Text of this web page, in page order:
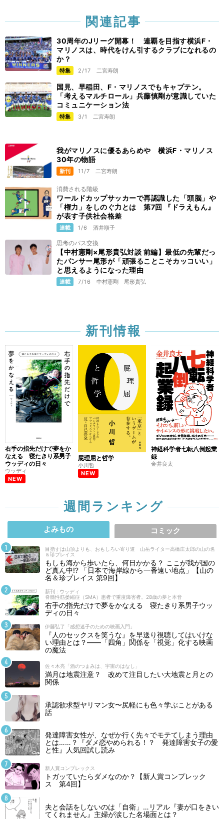
関連記事
30周年のJリーグ開幕！ 連覇を目指す横浜F・
マリノスは、時代をけん引するクラブになれるの
か？
特集 2/17 二宮寿朗
国見、早稲田、F・マリノスでもキャプテン。
「考えるマルチロール」兵藤慎剛が意識していた
コミュニケーション法
特集 3/1 二宮寿朗
我がマリノスに優るあらめや 横浜F・マリノス
30年の物語
新刊 11/7 二宮寿朗
消費される階級
ワールドカップサッカーで再認識した「頭脳」や
「権力」をしのぐ力とは 第7回 『ドラえもん』
が表す子供社会格差
連載 1/6 酒井順子
思考のパス交換
【中村憲剛×尾形貴弘対談 前編】最低の先輩だっ
たパンサー尾形が「頑張ることこそカッコいい」
と思えるようになった理由
連載 7/16 中村憲剛 尾形貴弘
新刊情報
右手の指先だけで夢をか
なえる 寝たきり系男子
ウッディの日々
ウッディ
NEW
屁理屈と哲学
小川哲
NEW
神経科学者七転八倒起業
録
金井良太
週間ランキング
よみもの コミック
目指すは山頂よりも、おもしろい寄り道 山岳ライター高橋庄太郎の山の名
＆珍プレイス
もしも海から歩いたら、何日かかる？ ここが我が国の
ど真ん中!? 「日本で海岸線から一番遠い地点」【山の
名＆珍プレイス 第9回】
新刊 : ウッディ
脊髄性筋萎縮症（SMA）患者で重度障害者。28歳の夢と本音
右手の指先だけで夢をかなえる 寝たきり系男子ウッ
ディの日々
伊藤弘了「感想迷子のための映画入門」
『人のセックスを笑うな』を早送り視聴してはいけな
い理由とは？――「四角」関係を「視覚」化する映画
の魔法
佐々木亮「酒のつまみは、宇宙のはなし」
満月は地震注意？ 改めて注目したい大地震と月との
関係
承認欲求型ヤリマン女〜尻軽にも色々学ぶことがある
話
発達障害女性が、なぜか行く先々でモテてしまう理由
とは……？『ダメ恋やめられる！？ 発達障害女子の愛
と性』人気回試し読み
新人賞コンプレックス
トガッていたらダメなのか？【新人賞コンプレック
ス 第4回】
夫と会話をしないのは「自衛」…リアル『妻が口をきい
てくれません』主婦が涙した名場面とは？